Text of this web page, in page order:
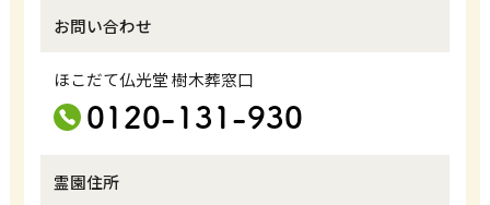
お問い合わせ
ほこだて仏光堂 樹木葬窓口
0120-131-930
霊園住所